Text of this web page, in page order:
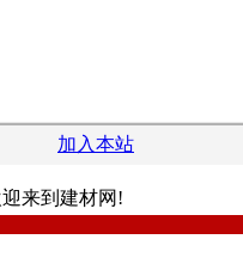
加入本站
来到建材网!